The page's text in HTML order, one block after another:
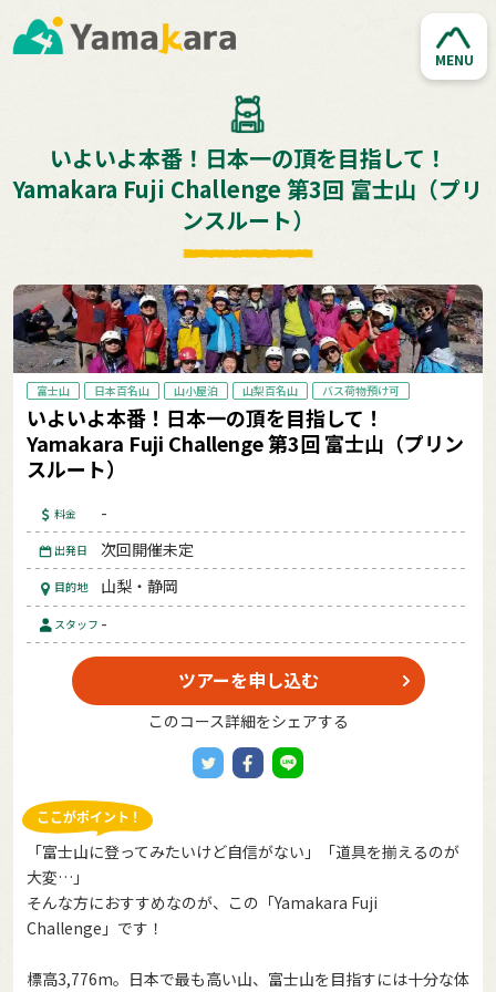
MENU
いよいよ本番！日本一の頂を目指して！
Yamakara Fuji Challenge 第3回 富士山（プリ
ンスルート）
富士山 日本百名山 山小屋泊 山梨百名山 バス荷物預け可
いよいよ本番！日本一の頂を目指して！
Yamakara Fuji Challenge 第3回 富士山（プリン
スルート）
料金 -
出発日 次回開催未定
目的地 山梨・静岡
スタッフ -
ツアーを申し込む
このコース詳細をシェアする
「富士山に登ってみたいけど自信がない」「道具を揃えるのが
大変…」
そんな方におすすめなのが、この「Yamakara Fuji
Challenge」です！
標高3,776m。日本で最も高い山、富士山を目指すには十分な体